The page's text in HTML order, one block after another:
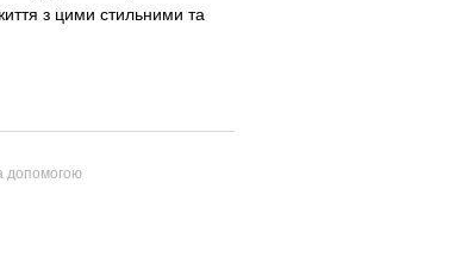
з цими стильними та
допомогою